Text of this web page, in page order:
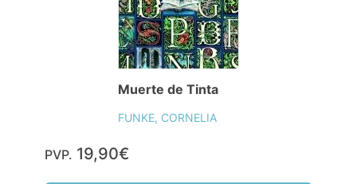
Muerte de Tinta
FUNKE, CORNELIA
PVP. 19,90€